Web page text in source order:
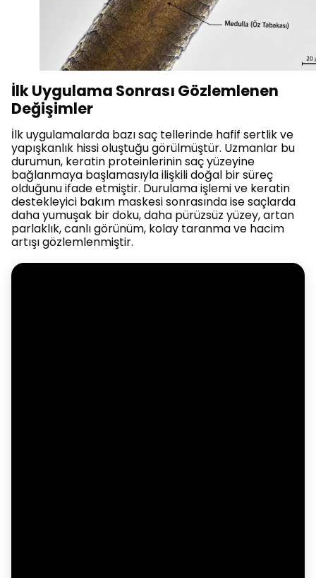
İlk Uygulama Sonrası Gözlemlenen
Değişimler
İlk uygulamalarda bazı saç tellerinde hafif sertlik ve
yapışkanlık hissi oluştuğu görülmüştür. Uzmanlar bu
durumun, keratin proteinlerinin saç yüzeyine
bağlanmaya başlamasıyla ilişkili doğal bir süreç
olduğunu ifade etmiştir. Durulama işlemi ve keratin
destekleyici bakım maskesi sonrasında ise saçlarda
daha yumuşak bir doku, daha pürüzsüz yüzey, artan
parlaklık, canlı görünüm, kolay taranma ve hacim
artışı gözlemlenmiştir.